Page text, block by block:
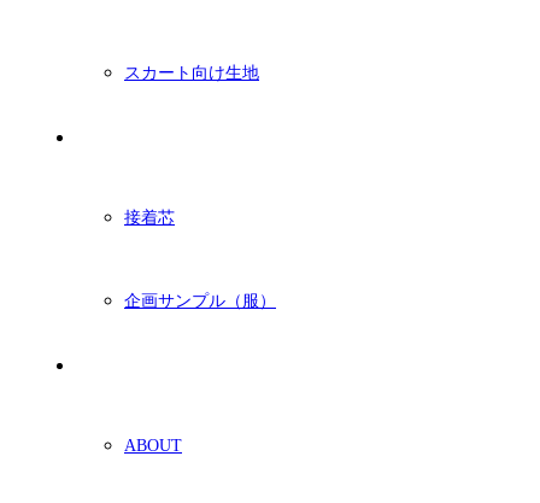
スカート向け生地
接着芯
企画サンプル（服）
ABOUT